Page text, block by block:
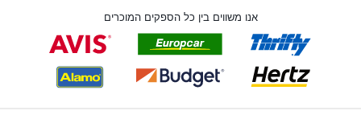
אנו משווים בין כל הספקים המוכרים